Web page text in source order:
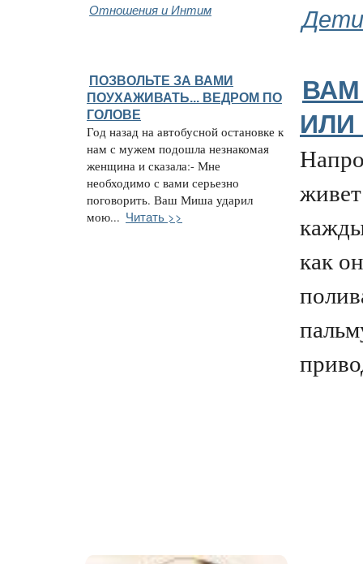
Отношения и Интим
ПОЗВОЛЬТЕ ЗА ВАМИ
ПОУХАЖИВАТЬ... ВЕДРОМ ПО
ГОЛОВЕ
Год назад на автобусной остановке к
нам с мужем подошла незнакомая
женщина и сказала:- Мне
необходимо с вами серьезно
поговорить. Ваш Миша ударил
мою... Читать >>
как